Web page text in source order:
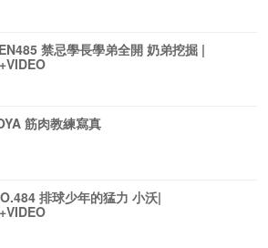
禁忌學長學弟全開 奶弟挖掘 |
筋肉教練寫真
排球少年的猛力 小沃|